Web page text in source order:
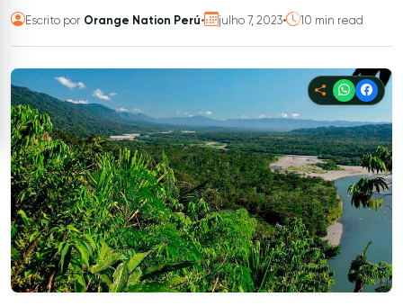
Escrito por Orange Nation Perú• julho 7, 2023• 10 min read